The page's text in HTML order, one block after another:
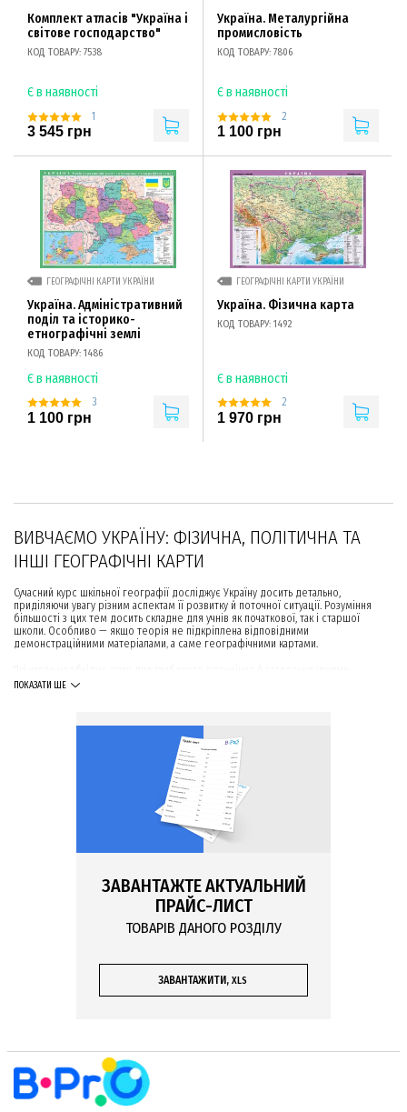
ЗАВАНТАЖТЕ АКТУАЛЬНИЙ
ПРАЙС-ЛИСТ
ТОВАРІВ ДАНОГО РОЗДІЛУ
ЗАВАНТАЖИТИ, XLS
Комплект атласів "Україна і
світове господарство"
КОД ТОВАРУ: 7538
Є в наявності
1
3 545 грн
Україна. Металургійна
промисловість
КОД ТОВАРУ: 7806
Є в наявності
2
1 100 грн
ГЕОГРАФІЧНІ КАРТИ УКРАЇНИ
Україна. Адміністративний
поділ та історико-
етнографічні землі
КОД ТОВАРУ: 1486
Є в наявності
3
1 100 грн
ГЕОГРАФІЧНІ КАРТИ УКРАЇНИ
Україна. Фізична карта
КОД ТОВАРУ: 1492
Є в наявності
2
1 970 грн
ВИВЧАЄМО УКРАЇНУ: ФІЗИЧНА, ПОЛІТИЧНА ТА
ІНШІ ГЕОГРАФІЧНІ КАРТИ
Сучасний курс шкільної географії досліджує Україну досить детально,
приділяючи увагу різним аспектам її розвитку й поточної ситуації. Розуміння
більшості з цих тем досить складне для учнів як початкової, так і старшої
школи. Особливо — якщо теорія не підкріплена відповідними
демонстраційними матеріалами, а саме географічними картами.
шкільного курсу географії? Обирайте лише якісні й товари в інтернет-магазині
Якщо ви ще не визначилися з необхідним асортиментом — читайте далі, ми
допоможемо вам обрати оптимальний варіант.
ЩО ВИВЧАЄ ГЕОГРАФІЯ УКРАЇНИ
Шкільний курс географії України — це значно більше, ніж вивчення
географічного розташуваннячиособливостей рельєфу
розмірами й рельєфом України — звісно ж, за допомогою карт. На рельєфних
картах вони можуть побачити: де в країні переважає рівнинна місцевість, а де
розташовані гори й найвища точка, де протікають найбільші річки, а де —
ростуть найгустіші ліси. Також учні мають змогу познайомитися з тваринами й
рослинами, характерними для різних територій.
й населені пункти, дізнаються про поділ на кліматичні зони, різний склад
ґрунтів, вивчають багатство природно-заповідних фондів України — також
найчастіше використовуються великі настінні карти — в тому числі й для
проведення опитувань та контролю знань учнів. Досить багато уваги
приділяється самостійній роботі школярів у контурних картах — адже це один
із найбільш ефективних способів запам’ятати інформацію.
ПОКАЗАТИ ЩЕ